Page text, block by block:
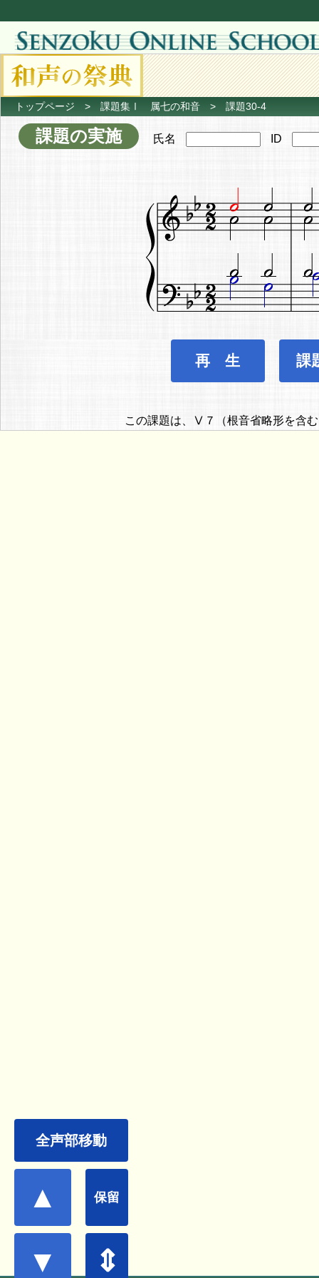
⇕
保留
全声部移動
▲
▼
トップページ > 課題集Ⅰ 属七の和音 > 課題30-4
課題の実施 氏名 ID
再 生 課
この課題は、Ⅴ７（根音省略形を含